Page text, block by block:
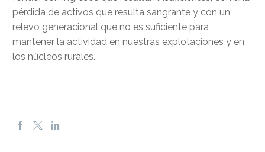
pérdida de activos que resulta sangrante y con un
relevo generacional que no es suficiente para
mantener la actividad en nuestras explotaciones y en
los núcleos rurales.